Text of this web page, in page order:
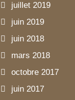
juillet 2019
juin 2019
juin 2018
mars 2018
octobre 2017
juin 2017